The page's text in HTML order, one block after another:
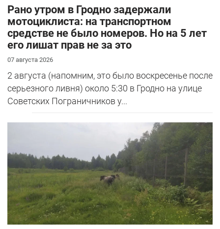
Рано утром в Гродно задержали
мотоциклиста: на транспортном
средстве не было номеров. Но на 5 лет
его лишат прав не за это
07 августа 2026
2 августа (напомним, это было воскресенье после
серьезного ливня) около 5:30 в Гродно на улице
Советских Пограничников у...